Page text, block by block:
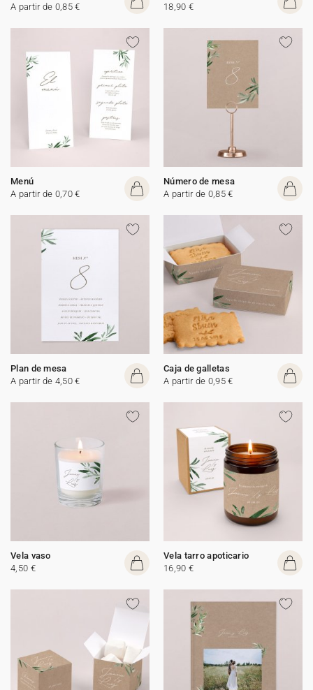
A partir de 0,85 € 18,90 €
Menú
A partir de 0,70 €
Número de mesa
A partir de 0,85 €
Plan de mesa
A partir de 4,50 €
Caja de galletas
A partir de 0,95 €
Vela vaso
4,50 €
Vela tarro apoticario
16,90 €